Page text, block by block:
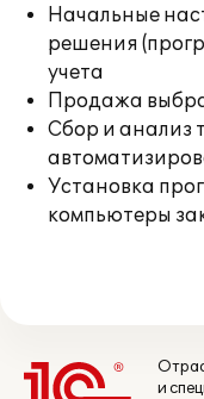
Начальные
решения
учета
Продажа
Сбор и анализ
Установка
компьютеры
и